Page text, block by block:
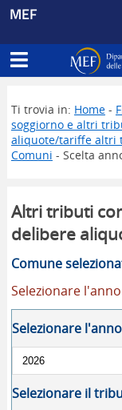
MEF
Apri menu
Ti trovia in: Home-
soggiorno e altri
aliquote/tariffe altri
Comuni - Scelta
Altri tributi
delibere
Comune
Selezionare
Selezionare
Selezionare il